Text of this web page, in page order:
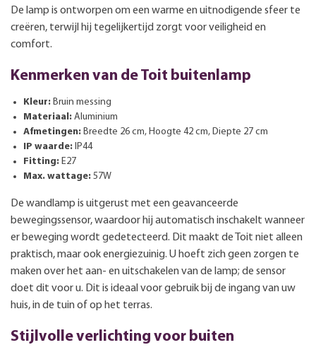
De lamp is ontworpen om een warme en uitnodigende sfeer te
creëren, terwijl hij tegelijkertijd zorgt voor veiligheid en
comfort.
Kenmerken van de Toit buitenlamp
Kleur: Bruin messing
Materiaal: Aluminium
Afmetingen: Breedte 26 cm, Hoogte 42 cm, Diepte 27 cm
IP waarde: IP44
Fitting: E27
Max. wattage: 57W
De wandlamp is uitgerust met een geavanceerde
bewegingssensor, waardoor hij automatisch inschakelt wanneer
er beweging wordt gedetecteerd. Dit maakt de Toit niet alleen
praktisch, maar ook energiezuinig. U hoeft zich geen zorgen te
maken over het aan- en uitschakelen van de lamp; de sensor
doet dit voor u. Dit is ideaal voor gebruik bij de ingang van uw
huis, in de tuin of op het terras.
Stijlvolle verlichting voor buiten